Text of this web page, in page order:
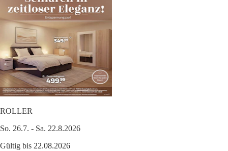
ROLLER
So. 26.7. - Sa. 22.8.2026
Gültig bis 22.08.2026